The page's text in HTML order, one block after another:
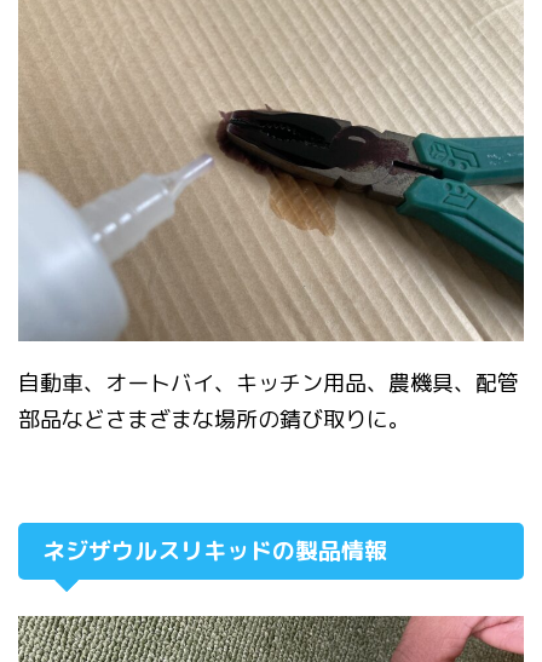
自動車、オートバイ、キッチン用品、農機具、配管
部品などさまざまな場所の錆び取りに。
ネジザウルスリキッドの製品情報